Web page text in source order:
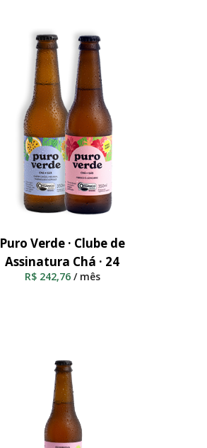
Adicionar Ao Carrinho
Puro Verde · Clube de
Assinatura Chá · 24
R$242,76 / mês